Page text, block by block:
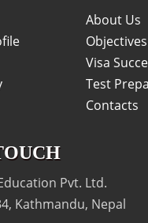
About Us
Objectives
Visa
Test
Contacts
Pvt. Ltd.
Kathmandu, Nepal